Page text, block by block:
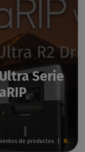
Serie
de productos Nuevo Fujifilm Acuity Ultra Serie R2 Driver para CalderaRIP